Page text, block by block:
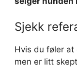
Sjekk
Hvis du føler
men er litt